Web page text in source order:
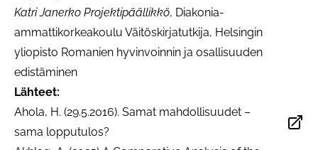
Katri Janerko Projektipäällikkö, Diakonia-
ammattikorkeakoulu Väitöskirjatutkija, Helsingin
yliopisto Romanien hyvinvoinnin ja osallisuuden
edistäminen
Lähteet:
Ahola, H. (29.5.2016). Samat mahdollisuudet –
sama lopputulos?
Avautuu uudessa välilehdessä